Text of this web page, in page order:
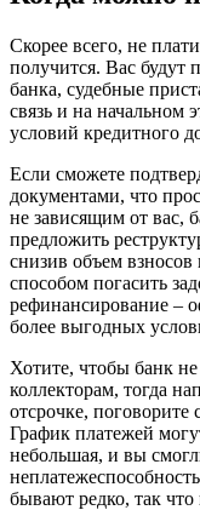
Скорее всего, не
получится. Вас будут
банка, судебные
связь и на начальном
условий кредитного
Если сможете
документами, что
не зависящим от вас,
предложить
снизив объем
способом погасить
рефинансирование –
более выгодных
Хотите, чтобы банк
коллекторам, тогда
отсрочке,
График платежей
небольшая, и вы
бывают редко, так что